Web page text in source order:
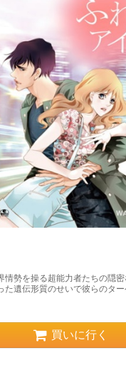
情勢を操る超能力者たちの隠
た遺伝形質のせいで彼らのター
買いに行く